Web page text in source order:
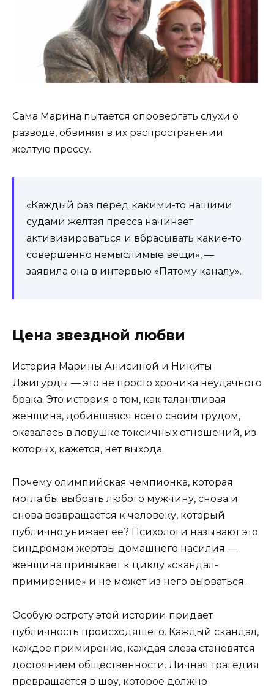
Сама Марина пытается опровергать слухи о
разводе, обвиняя в их распространении
желтую прессу.
«Каждый раз перед какими-то нашими
судами желтая пресса начинает
активизироваться и вбрасывать какие-то
совершенно немыслимые вещи», —
заявила она в интервью «Пятому каналу».
Цена звездной любви
История Марины Анисиной и Никиты
Джигурды — это не просто хроника неудачного
брака. Это история о том, как талантливая
женщина, добившаяся всего своим трудом,
оказалась в ловушке токсичных отношений, из
которых, кажется, нет выхода.
Почему олимпийская чемпионка, которая
могла бы выбрать любого мужчину, снова и
снова возвращается к человеку, который
публично унижает ее? Психологи называют это
синдромом жертвы домашнего насилия —
женщина привыкает к циклу «скандал-
примирение» и не может из него вырваться.
Особую остроту этой истории придает
публичность происходящего. Каждый скандал,
каждое примирение, каждая слеза становятся
достоянием общественности. Личная трагедия
превращается в шоу, которое должно